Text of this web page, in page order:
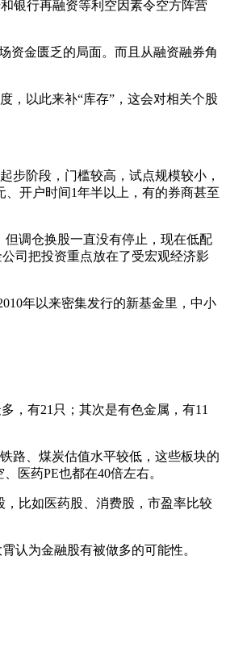
银行再融资等利空因素令空方阵营
资金匮乏的局面。而且从融资融券角
，以此来补“库存”，这会对相关个股
步阶段，门槛较高，试点规模较小，
开户时间1年半以上，有的券商甚至
调仓换股一直没有停止，现在低配
司把投资重点放在了受宏观经济影
年以来密集发行的新基金里，中小
，有21只；其次是有色金属，有11
路、煤炭估值水平较低，这些板块的
医药PE也都在40倍左右。
比如医药股、消费股，市盈率比较
认为金融股有被做多的可能性。